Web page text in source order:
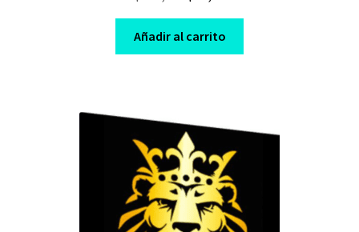
price
was:
$ 230,00.
price
is:
$ 10,00.
Añadir al carrito